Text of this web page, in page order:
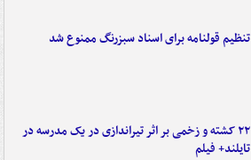
تنظیم قولنامه برای اسناد سبزرنگ ممنوع شد
۲۲ کشته و زخمی بر اثر تیراندازی در یک مدرسه در
تایلند+ فیلم